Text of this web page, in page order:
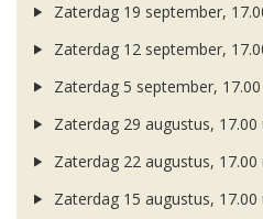
Zaterdag 19 september,
Zaterdag 12 september,
Zaterdag 5 september,
Zaterdag 29 augustus, 17.00
Zaterdag 22 augustus, 17.00
Zaterdag 15 augustus, 17.00